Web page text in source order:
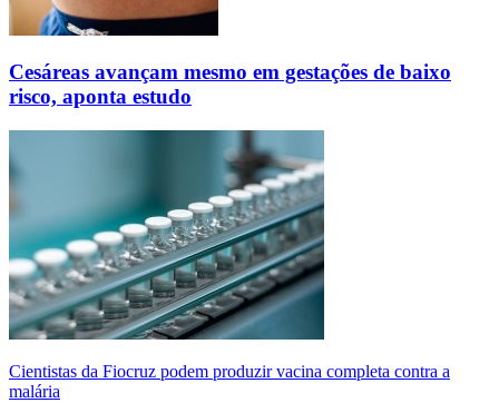
Cesáreas avançam mesmo em gestações de baixo
risco, aponta estudo
Cientistas da Fiocruz podem produzir vacina completa contra a
malária